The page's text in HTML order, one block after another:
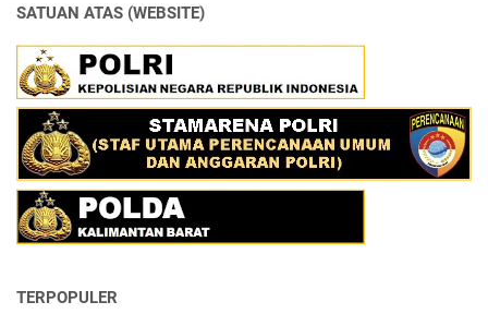
SATUAN ATAS (WEBSITE)
TERPOPULER